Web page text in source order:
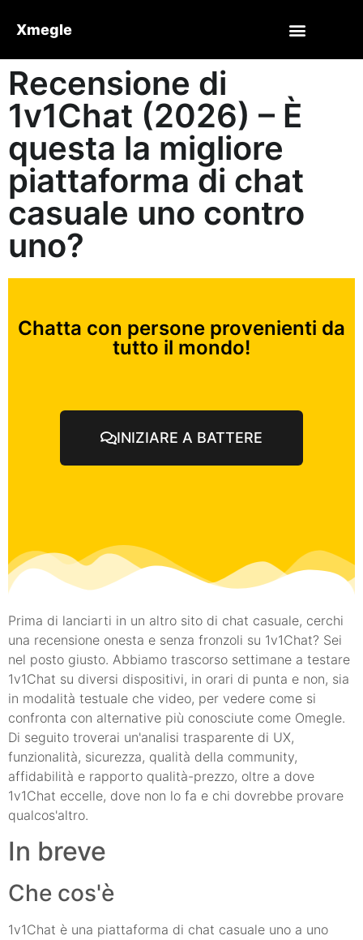
Xmegle
Recensione di
1v1Chat (2026) – È
questa la migliore
piattaforma di chat
casuale uno contro
uno?
Chatta con persone provenienti da
tutto il mondo!
INIZIARE A BATTERE
Prima di lanciarti in un altro sito di chat casuale, cerchi
una recensione onesta e senza fronzoli su 1v1Chat? Sei
nel posto giusto. Abbiamo trascorso settimane a testare
1v1Chat su diversi dispositivi, in orari di punta e non, sia
in modalità testuale che video, per vedere come si
confronta con alternative più conosciute come Omegle.
Di seguito troverai un'analisi trasparente di UX,
funzionalità, sicurezza, qualità della community,
affidabilità e rapporto qualità-prezzo, oltre a dove
1v1Chat eccelle, dove non lo fa e chi dovrebbe provare
qualcos'altro.
In breve
Che cos'è
1v1Chat è una piattaforma di chat casuale uno a uno